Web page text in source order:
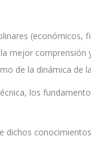
(económicos,
mejor comprensión
de la dinámica de
los
dichos